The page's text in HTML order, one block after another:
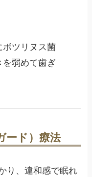
ボツリヌス菌
を弱めて歯ぎ
ード）療法
り、違和感で眠れ